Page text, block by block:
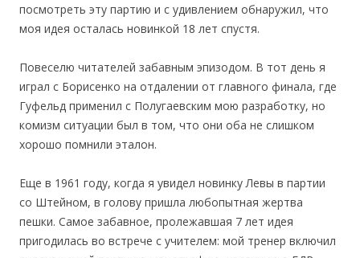
посмотреть эту партию и с удивлением обнаружил, что
моя идея осталась новинкой 18 лет спустя.
Повеселю читателей забавным эпизодом. В тот день я
играл с Борисенко на отдалении от главного финала, где
Гуфельд применил с Полугаевским мою разработку, но
комизм ситуации был в том, что они оба не слишком
хорошо помнили эталон.
Еще в 1961 году, когда я увидел новинку Левы в партии
со Штейном, в голову пришла любопытная жертва
пешки. Самое забавное, пролежавшая 7 лет идея
пригодилась во встрече с учителем: мой тренер включил